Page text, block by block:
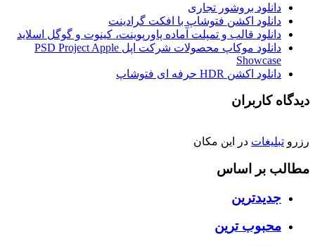
دانلود بروشور تجاری
دانلود اکشن فتوشاپ با افکت گرادینت
دانلود قالب و تمپلت آماده پاورپوینت، کینوت و گوگل اسلاید
دانلود موکاپ محصولات شرکت اپل PSD Project Apple
Showcase
دانلود اکشن HDR حرفه ای فتوشاپ
دیدگاه کاربران
رزرو تبلیغات در این مکان
مطالب بر اساس
جدیدترین
محبوب ترین